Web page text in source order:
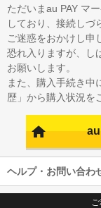
ただいまau PAY マ
しており、接続しづ
ご迷惑をおかけし申
恐れ入りますが、し
お願いします。
また、購入手続き中
歴」から購入状況を
ヘルプ・お問い合わ